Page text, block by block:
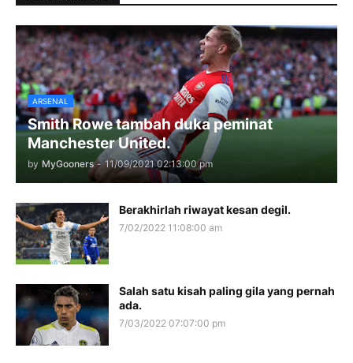
ARSENAL
Smith Rowe tambah duka peminat
Manchester United.
by MyGooners - 11/09/2021 02:13:00 pm
Berakhirlah riwayat kesan degil.
7/02/2022 11:08:00 am
Salah satu kisah paling gila yang pernah
ada.
7/03/2022 07:07:00 pm